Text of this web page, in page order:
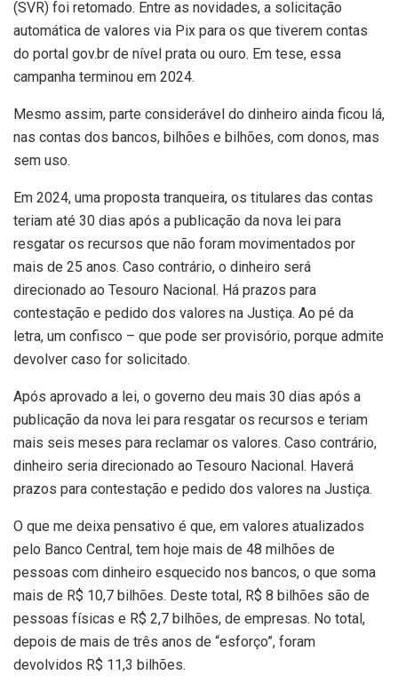
(SVR) foi retomado. Entre as novidades, a solicitação
automática de valores via Pix para os que tiverem contas
do portal gov.br de nível prata ou ouro. Em tese, essa
campanha terminou em 2024.
Mesmo assim, parte considerável do dinheiro ainda ficou lá,
nas contas dos bancos, bilhões e bilhões, com donos, mas
sem uso.
Em 2024, uma proposta tranqueira, os titulares das contas
teriam até 30 dias após a publicação da nova lei para
resgatar os recursos que não foram movimentados por
mais de 25 anos. Caso contrário, o dinheiro será
direcionado ao Tesouro Nacional. Há prazos para
contestação e pedido dos valores na Justiça. Ao pé da
letra, um confisco – que pode ser provisório, porque admite
devolver caso for solicitado.
Após aprovado a lei, o governo deu mais 30 dias após a
publicação da nova lei para resgatar os recursos e teriam
mais seis meses para reclamar os valores. Caso contrário,
dinheiro seria direcionado ao Tesouro Nacional. Haverá
prazos para contestação e pedido dos valores na Justiça.
O que me deixa pensativo é que, em valores atualizados
pelo Banco Central, tem hoje mais de 48 milhões de
pessoas com dinheiro esquecido nos bancos, o que soma
mais de R$ 10,7 bilhões. Deste total, R$ 8 bilhões são de
pessoas físicas e R$ 2,7 bilhões, de empresas. No total,
depois de mais de três anos de “esforço”, foram
devolvidos R$ 11,3 bilhões.